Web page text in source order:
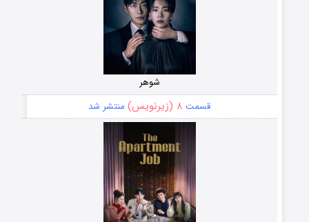
شوهر
قسمت ۸ (زیرنویس) منتشر شد